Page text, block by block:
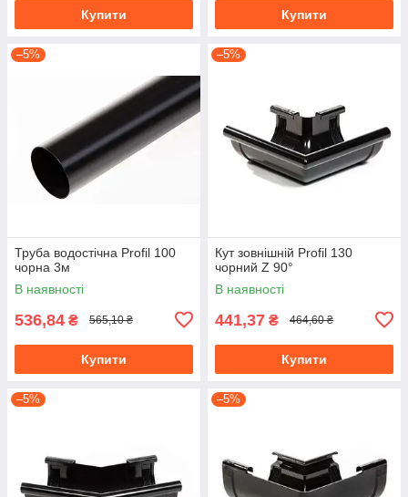
Купити Купити
–5%
Труба водостічна Profil 100
чорна 3м
В наявності
536,84 ₴ 565,10 ₴
Купити
–5%
Кут зовнішній Profil 130
чорний Z 90°
В наявності
441,37 ₴ 464,60 ₴
Купити
–5% –5%